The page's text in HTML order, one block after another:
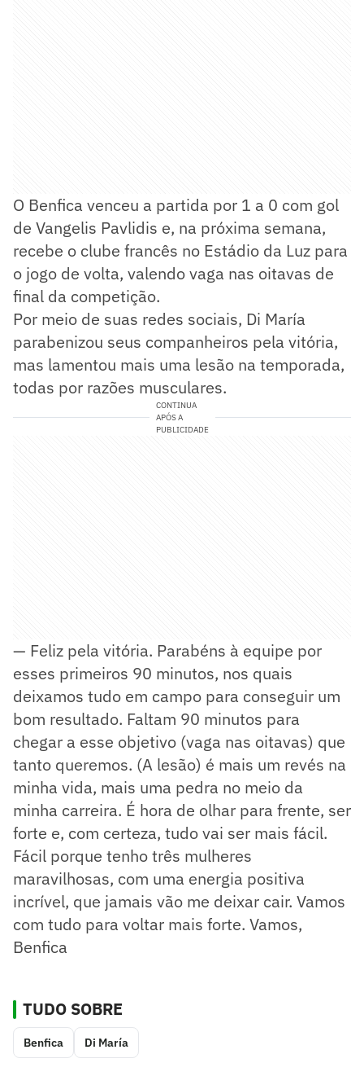
O Benfica venceu a partida por 1 a 0 com gol
de Vangelis Pavlidis e, na próxima semana,
recebe o clube francês no Estádio da Luz para
o jogo de volta, valendo vaga nas oitavas de
final da competição.
Por meio de suas redes sociais, Di María
parabenizou seus companheiros pela vitória,
mas lamentou mais uma lesão na temporada,
todas por razões musculares.
CONTINUA
APÓS A
PUBLICIDADE
— Feliz pela vitória. Parabéns à equipe por
esses primeiros 90 minutos, nos quais
deixamos tudo em campo para conseguir um
bom resultado. Faltam 90 minutos para
chegar a esse objetivo (vaga nas oitavas) que
tanto queremos. (A lesão) é mais um revés na
minha vida, mais uma pedra no meio da
minha carreira. É hora de olhar para frente, ser
forte e, com certeza, tudo vai ser mais fácil.
Fácil porque tenho três mulheres
maravilhosas, com uma energia positiva
incrível, que jamais vão me deixar cair. Vamos
com tudo para voltar mais forte. Vamos,
Benfica
TUDO SOBRE
Benfica Di María